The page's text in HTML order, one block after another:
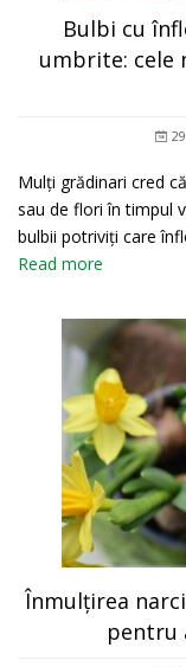
Bulbi cu
umbrite: cele
Mulți grădinari cred
sau de flori în timpul
bulbii potriviți care
Read more
Înmulțirea
pentru